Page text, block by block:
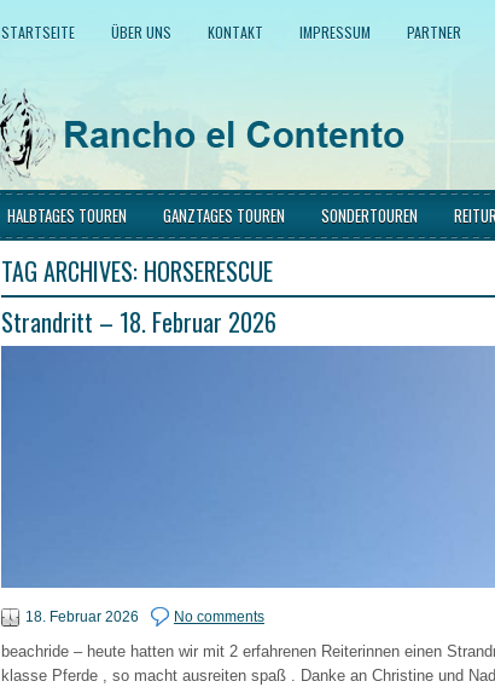
STARTSEITE ÜBER UNS KONTAKT IMPRESSUM PARTNER
HALBTAGES TOUREN GANZTAGES TOUREN SONDERTOUREN
TAG ARCHIVES: HORSERESCUE
Strandritt – 18. Februar 2026
18. Februar 2026 No comments
beachride – heute hatten wir mit 2 erfahrenen Reiterinnen einen
klasse Pferde , so macht ausreiten spaß . Danke an Christine und